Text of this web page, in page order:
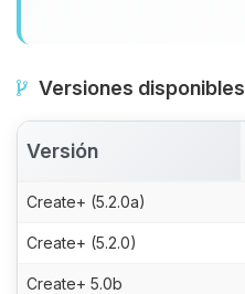
Versiones disponibles
Versión
Create+ (5.2.0a)
Create+ (5.2.0)
Create+ 5.0b